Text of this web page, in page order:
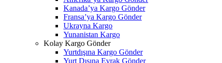
Kanada’ya Kargo Gönder
Fransa’ya Kargo Gönder
Ukrayna Kargo
Yunanistan Kargo
Kolay Kargo Gönder
Yurtdışına Kargo Gönder
Yurt Dışına Evrak Gönder